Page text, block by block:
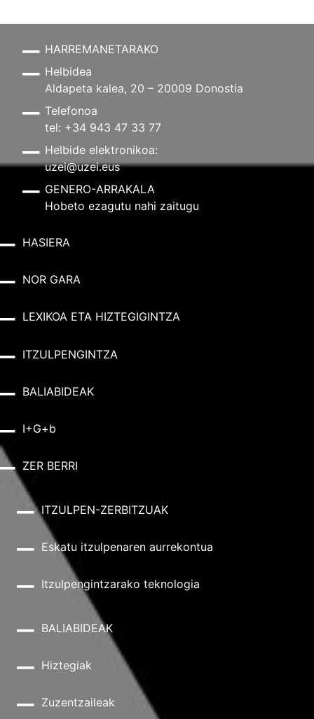
HARREMANETARAKO
Helbidea
Aldapeta kalea, 20 – 20009 Donostia
Telefonoa
tel: +34 943 47 33 77
Helbide elektronikoa:
uzei@uzei.eus
GENERO-ARRAKALA
Hobeto ezagutu nahi zaitugu
HASIERA
NOR GARA
LEXIKOA ETA HIZTEGIGINTZA
ITZULPENGINTZA
BALIABIDEAK
I+G+b
ZER BERRI
ITZULPEN-ZERBITZUAK
Eskatu itzulpenaren aurrekontua
Itzulpengintzarako teknologia
BALIABIDEAK
Hiztegiak
Zuzentzaileak